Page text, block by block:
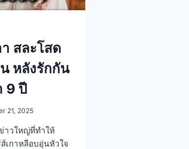
สละโสด
หลังรักกัน
9 ปี
21, 2025
าวใหญ่ที่ทำให้
เกาหลีอบอุ่นหัวใจ